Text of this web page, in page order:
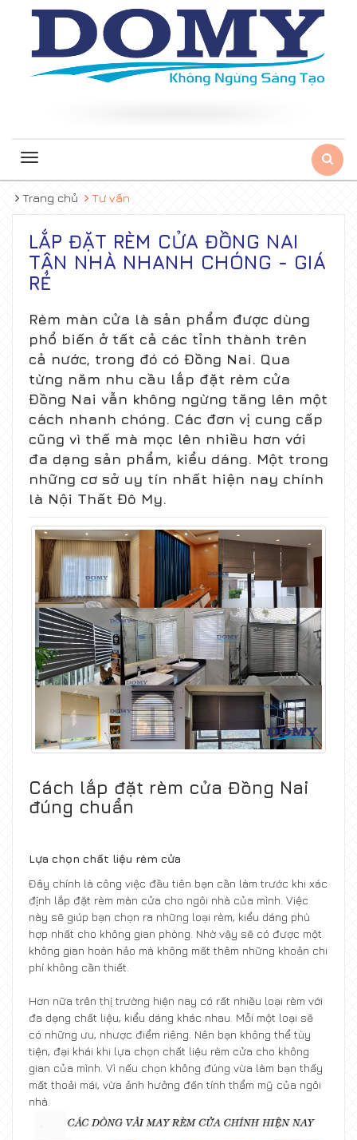
Toggle
Trang chủ
Tư vấn
LẮP ĐẶT RÈM CỬA ĐỒNG NAI
TẬN NHÀ NHANH CHÓNG - GIÁ
RẺ
Rèm màn cửa là sản phẩm được dùng
phổ biến ở tất cả các tỉnh thành trên
cả nước, trong đó có Đồng Nai. Qua
từng năm nhu cầu lắp đặt rèm cửa
Đồng Nai vẫn không ngừng tăng lên một
cách nhanh chóng. Các đơn vị cung cấp
cũng vì thế mà mọc lên nhiều hơn với
đa dạng sản phẩm, kiểu dáng. Một trong
những cơ sở uy tín nhất hiện nay chính
là Nội Thất Đô My.
Cách lắp đặt rèm cửa Đồng Nai
đúng chuẩn
Lựa chọn chất liệu rèm cửa
Đây chính là công việc đầu tiên bạn cần làm trước khi xác
định lắp đặt rèm màn cửa cho ngôi nhà của mình. Việc
này sẽ giúp bạn chọn ra những loại rèm, kiểu dáng phù
hợp nhất cho không gian phòng. Nhờ vậy sẽ có được một
không gian hoàn hảo mà không mất thêm những khoản chi
phí không cần thiết.
Hơn nữa trên thị trường hiện nay có rất nhiều loại rèm với
đa dạng chất liệu, kiểu dáng khác nhau. Mỗi một loại sẽ
có những ưu, nhược điểm riêng. Nên bạn không thể tùy
tiện, đại khái khi lựa chọn chất liệu rèm cửa cho không
gian của mình. Vì nếu chọn không đúng vừa làm bạn thấy
mất thoải mái, vừa ảnh hưởng đến tính thẩm mỹ của ngôi
nhà.